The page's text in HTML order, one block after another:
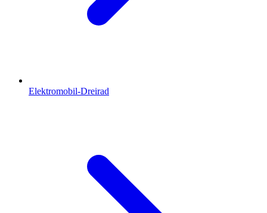
Elektromobil-Dreirad